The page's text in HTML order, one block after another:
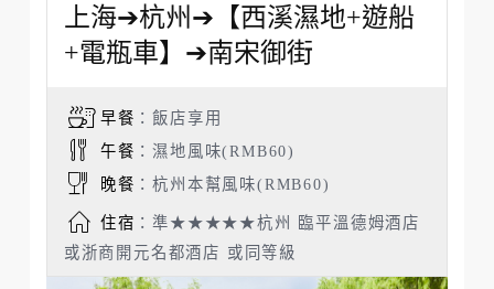
上海➔杭州➔【西溪濕地+遊船
+電瓶車】➔南宋御街
早餐 ：飯店享用
午餐 ：濕地風味(RMB60)
晚餐 ：杭州本幫風味(RMB60)
住宿 ：準★★★★★杭州 臨平溫德姆酒店
或浙商開元名都酒店 或同等級